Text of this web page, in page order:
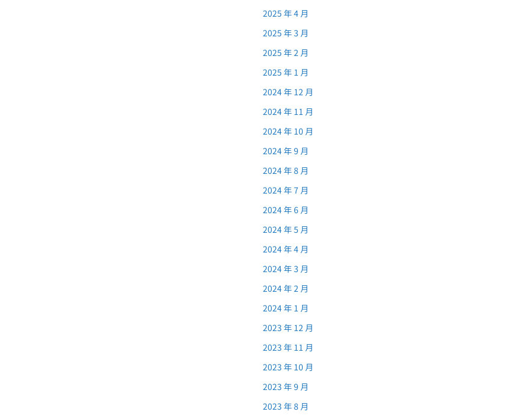
2025 年 4 月
2025 年 3 月
2025 年 2 月
2025 年 1 月
2024 年 12 月
2024 年 11 月
2024 年 10 月
2024 年 9 月
2024 年 8 月
2024 年 7 月
2024 年 6 月
2024 年 5 月
2024 年 4 月
2024 年 3 月
2024 年 2 月
2024 年 1 月
2023 年 12 月
2023 年 11 月
2023 年 10 月
2023 年 9 月
2023 年 8 月